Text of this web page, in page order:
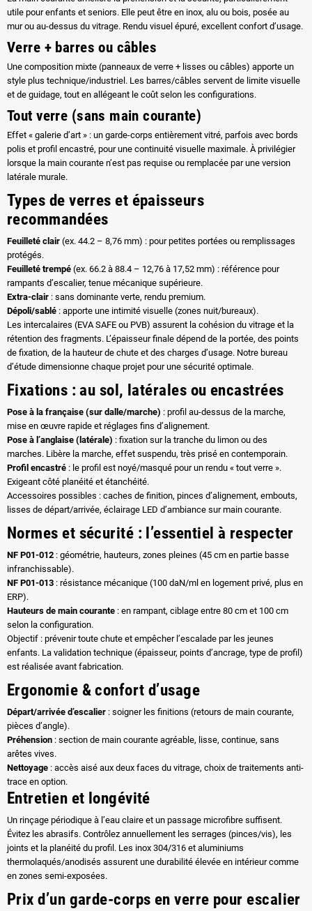
utile pour enfants et seniors. Elle peut être en inox, alu ou bois, posée au
mur ou au-dessus du vitrage. Rendu visuel épuré, excellent confort d’usage.
Verre + barres ou câbles
Une composition mixte (panneaux de verre + lisses ou câbles) apporte un
style plus technique/industriel. Les barres/câbles servent de limite visuelle
et de guidage, tout en allégeant le coût selon les configurations.
Tout verre (sans main courante)
Effet « galerie d’art » : un garde-corps entièrement vitré, parfois avec bords
polis et profil encastré, pour une continuité visuelle maximale. À privilégier
lorsque la main courante n’est pas requise ou remplacée par une version
latérale murale.
Types de verres et épaisseurs
recommandées
Feuilleté clair (ex. 44.2 – 8,76 mm) : pour petites portées ou remplissages
protégés.
Feuilleté trempé (ex. 66.2 à 88.4 – 12,76 à 17,52 mm) : référence pour
rampants d’escalier, tenue mécanique supérieure.
Extra-clair : sans dominante verte, rendu premium.
Dépoli/sablé : apporte une intimité visuelle (zones nuit/bureaux).
Les intercalaires (EVA SAFE ou PVB) assurent la cohésion du vitrage et la
rétention des fragments. L’épaisseur finale dépend de la portée, des points
de fixation, de la hauteur de chute et des charges d’usage. Notre bureau
d’étude dimensionne chaque projet pour une sécurité optimale.
Fixations : au sol, latérales ou encastrées
Pose à la française (sur dalle/marche) : profil au-dessus de la marche,
mise en œuvre rapide et réglages fins d’alignement.
Pose à l’anglaise (latérale) : fixation sur la tranche du limon ou des
marches. Libère la marche, effet suspendu, très prisé en contemporain.
Profil encastré : le profil est noyé/masqué pour un rendu « tout verre ».
Exigeant côté planéité et étanchéité.
Accessoires possibles : caches de finition, pinces d’alignement, embouts,
lisses de départ/arrivée, éclairage LED d’ambiance sur main courante.
Normes et sécurité : l’essentiel à respecter
NF P01-012 : géométrie, hauteurs, zones pleines (45 cm en partie basse
infranchissable).
NF P01-013 : résistance mécanique (100 daN/ml en logement privé, plus en
ERP).
Hauteurs de main courante : en rampant, ciblage entre 80 cm et 100 cm
selon la configuration.
Objectif : prévenir toute chute et empêcher l’escalade par les jeunes
enfants. La validation technique (épaisseur, points d’ancrage, type de profil)
est réalisée avant fabrication.
Ergonomie & confort d’usage
Départ/arrivée d’escalier : soigner les finitions (retours de main courante,
pièces d’angle).
Préhension : section de main courante agréable, lisse, continue, sans
arêtes vives.
Nettoyage : accès aisé aux deux faces du vitrage, choix de traitements anti-
trace en option.
Entretien et longévité
Un rinçage périodique à l’eau claire et un passage microfibre suffisent.
Évitez les abrasifs. Contrôlez annuellement les serrages (pinces/vis), les
joints et la planéité du profil. Les inox 304/316 et aluminiums
thermolaqués/anodisés assurent une durabilité élevée en intérieur comme
en zones semi-exposées.
Prix d’un garde-corps en verre pour escalier